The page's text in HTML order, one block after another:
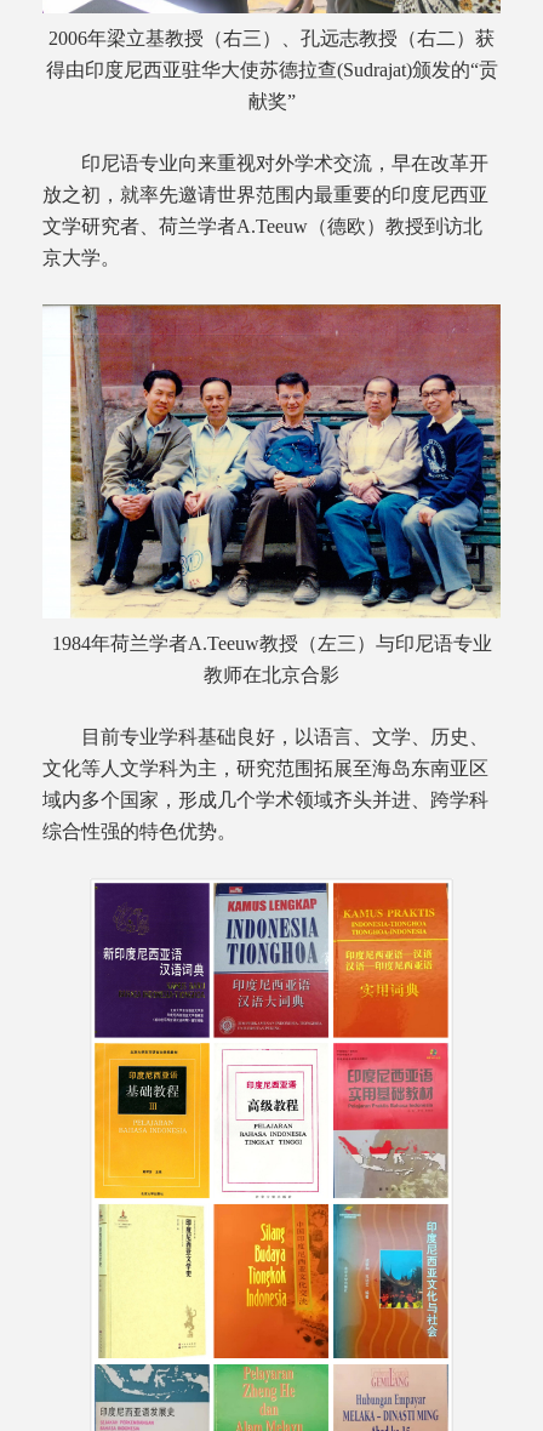
2006年梁立基教授（右三）、孔远志教授（右二）获
得由印度尼西亚驻华大使苏德拉查(Sudrajat)颁发的“贡
献奖”
印尼语专业向来重视对外学术交流，早在改革开
放之初，就率先邀请世界范围内最重要的印度尼西亚
文学研究者、荷兰学者A.Teeuw（德欧）教授到访北
京大学。
1984年荷兰学者A.Teeuw教授（左三）与印尼语专业
教师在北京合影
目前专业学科基础良好，以语言、文学、历史、
文化等人文学科为主，研究范围拓展至海岛东南亚区
域内多个国家，形成几个学术领域齐头并进、跨学科
综合性强的特色优势。